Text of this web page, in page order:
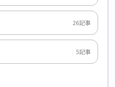
26記事
5記事